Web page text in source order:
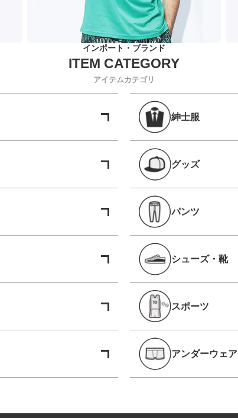
インポート・ブランド
アイテムカテゴリ
紳士服
グッズ
パンツ
シューズ・靴
スポーツ
アンダーウェア